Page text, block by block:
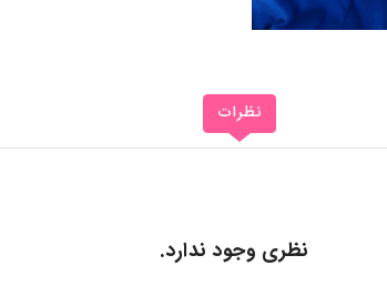
نظرات
نظری وجود ندارد.